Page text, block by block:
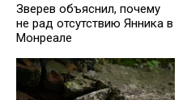
Зверев объяснил, почему
не рад отсутствию Янника в
Монреале